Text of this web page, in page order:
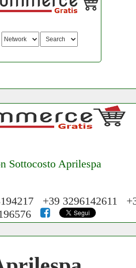
Sottocosto Aprilespa
per Lavoro nel
Mese
+39 3296142611